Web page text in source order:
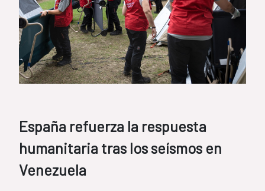
España refuerza la respuesta
humanitaria tras los seísmos en
Venezuela